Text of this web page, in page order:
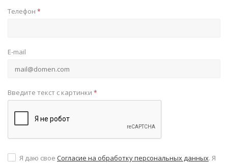
Телефон *
E-mail
Введите текст с картинки *
Я даю свое Согласие на обработку персональных данных. Я